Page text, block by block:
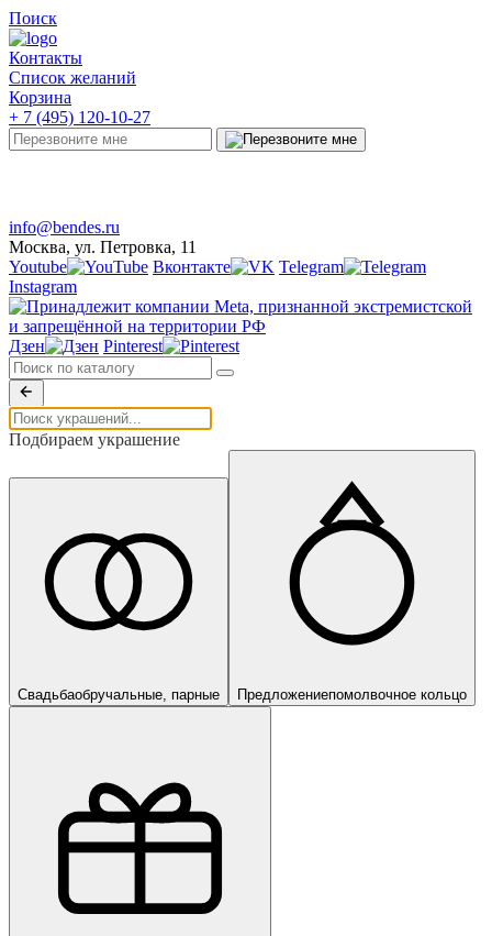
Поиск
Контакты
Список желаний
Корзина
+ 7 (495) 120-10-27
info@bendes.ru
Москва, ул. Петровка, 11
Youtube
Вконтакте
Telegram
Instagram
Дзен Pinterest
Подбираем украшение
Свадьбаобручальные, парные Предложениепомолвочное кольцо